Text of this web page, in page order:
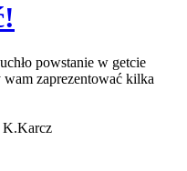
powstanie w getcie
zaprezentować kilka
K.Karcz